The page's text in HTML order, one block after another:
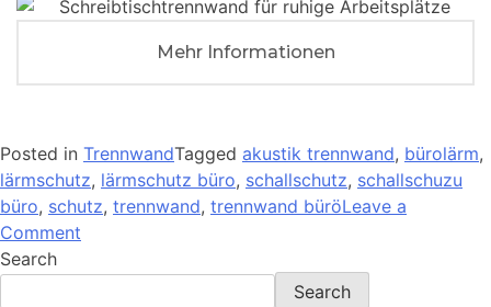
Mehr Informationen
Posted in TrennwandTagged akustik trennwand, bürolärm,
lärmschutz, lärmschutz büro, schallschutz, schallschuzu
büro, schutz, trennwand, trennwand büröLeave a
Comment
Search
Search